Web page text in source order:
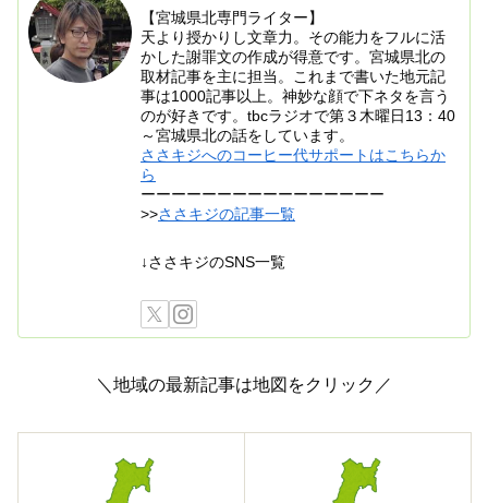
【宮城県北専門ライター】
天より授かりし文章力。その能力をフルに活
かした謝罪文の作成が得意です。宮城県北の
取材記事を主に担当。これまで書いた地元記
事は1000記事以上。神妙な顔で下ネタを言う
のが好きです。tbcラジオで第３木曜日13：40
～宮城県北の話をしています。
ささキジへのコーヒー代サポートはこちらか
ら
ーーーーーーーーーーーーーーーー
>>ささキジの記事一覧
↓ささキジのSNS一覧
＼地域の最新記事は地図をクリック／